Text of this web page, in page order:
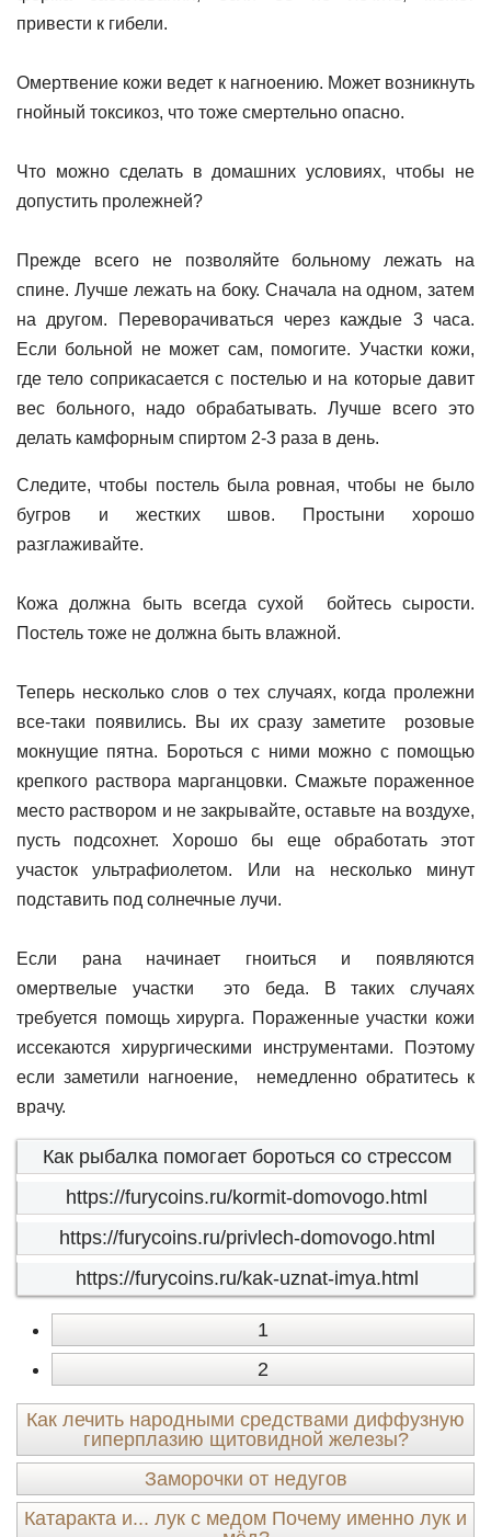
привести к гибели.
Омертвение кожи ведет к нагноению. Может возникнуть
гнойный токсикоз, что тоже смертельно опасно.
Что можно сделать в домашних условиях, чтобы не
допустить пролежней?
Прежде всего не позволяйте больному лежать на
спине. Лучше лежать на боку. Сначала на одном, затем
на другом. Переворачиваться через каждые 3 часа.
Если больной не может сам, помогите. Участки кожи,
где тело соприкасается с постелью и на которые давит
вес больного, надо обрабатывать. Лучше всего это
делать камфорным спиртом 2-3 раза в день.
Следите, чтобы постель была ровная, чтобы не было
бугров и жестких швов. Простыни хорошо
разглаживайте.
Кожа должна быть всегда сухой бойтесь сырости.
Постель тоже не должна быть влажной.
Теперь несколько слов о тех случаях, когда пролежни
все-таки появились. Вы их сразу заметите розовые
мокнущие пятна. Бороться с ними можно с помощью
крепкого раствора марганцовки. Смажьте пораженное
место раствором и не закрывайте, оставьте на воздухе,
пусть подсохнет. Хорошо бы еще обработать этот
участок ультрафиолетом. Или на несколько минут
подставить под солнечные лучи.
Если рана начинает гноиться и появляются
омертвелые участки это беда. В таких случаях
требуется помощь хирурга. Пораженные участки кожи
иссекаются хирургическими инструментами. Поэтому
если заметили нагноение, немедленно обратитесь к
врачу.
Как рыбалка помогает бороться со стрессом
https://furycoins.ru/kormit-domovogo.html
https://furycoins.ru/privlech-domovogo.html
https://furycoins.ru/kak-uznat-imya.html
1
2
Как лечить народными средствами диффузную
гиперплазию щитовидной железы?
Заморочки от недугов
Катаракта и... лук с медом Почему именно лук и